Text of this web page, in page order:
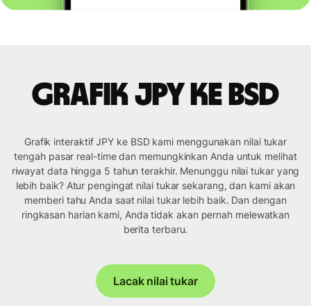
Grafik JPY ke BSD
Grafik interaktif JPY ke BSD kami menggunakan nilai tukar
tengah pasar real-time dan memungkinkan Anda untuk melihat
riwayat data hingga 5 tahun terakhir. Menunggu nilai tukar yang
lebih baik? Atur pengingat nilai tukar sekarang, dan kami akan
memberi tahu Anda saat nilai tukar lebih baik. Dan dengan
ringkasan harian kami, Anda tidak akan pernah melewatkan
berita terbaru.
Lacak nilai tukar